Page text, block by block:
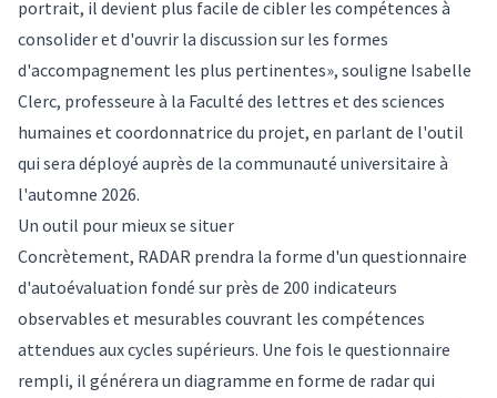
portrait, il devient plus facile de cibler les compétences à
consolider et d'ouvrir la discussion sur les formes
d'accompagnement les plus pertinentes», souligne Isabelle
Clerc, professeure à la Faculté des lettres et des sciences
humaines et coordonnatrice du projet, en parlant de l'outil
qui sera déployé auprès de la communauté universitaire à
l'automne 2026.
Un outil pour mieux se situer
Concrètement, RADAR prendra la forme d'un questionnaire
d'autoévaluation fondé sur près de 200 indicateurs
observables et mesurables couvrant les compétences
attendues aux cycles supérieurs. Une fois le questionnaire
rempli, il générera un diagramme en forme de radar qui